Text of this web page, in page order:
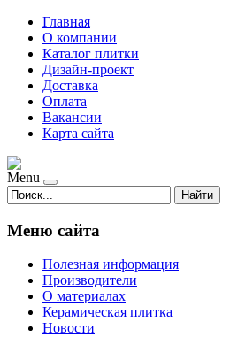
Главная
О компании
Каталог плитки
Дизайн-проект
Доставка
Оплата
Вакансии
Карта сайта
Menu
Найти
Меню сайта
Полезная информация
Производители
О материалах
Керамическая плитка
Новости